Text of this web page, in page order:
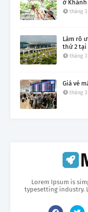
ở Khánh
tháng 3
Làm rõ
thứ 2 tại
tháng 3
Giá vé
tháng 3
Lorem Ipsum is
typesetting industry.